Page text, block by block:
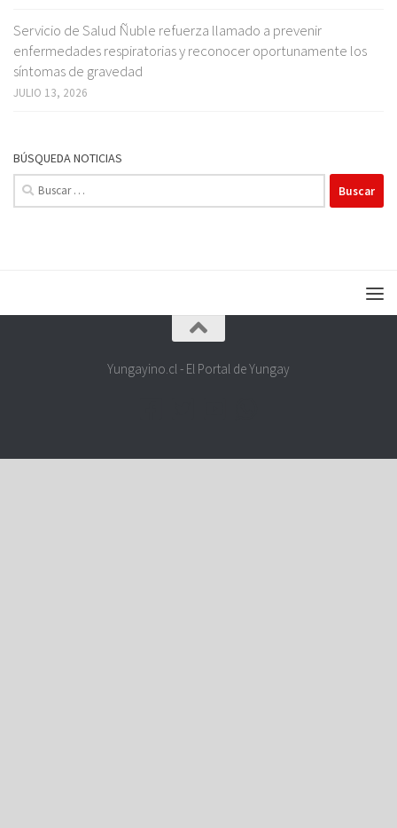
Servicio de Salud Ñuble refuerza llamado a prevenir
enfermedades respiratorias y reconocer oportunamente los
síntomas de gravedad
JULIO 13, 2026
BÚSQUEDA NOTICIAS
Buscar:
Yungayino.cl - El Portal de Yungay